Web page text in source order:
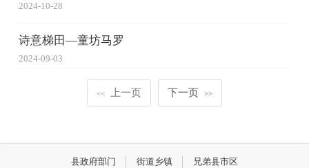
2024-10-28
诗意梯田—童坊马罗
2024-09-03
<< 上一页 下一页 >>
县政府部门 街道乡镇 兄弟县市区